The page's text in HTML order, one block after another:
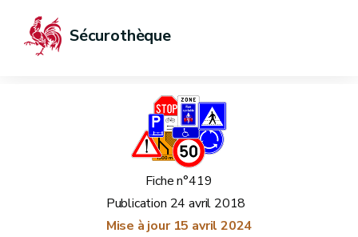
Sécurothèque
Fiche n°419
Publication 24 avril 2018
Mise à jour 15 avril 2024